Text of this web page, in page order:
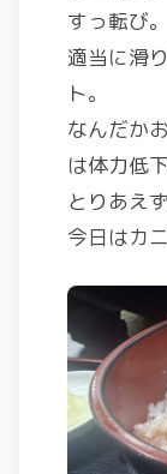
すっ転び。
適当に滑
ト。
なんだか
は体力低
とりあえ
今日はカ